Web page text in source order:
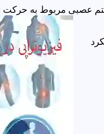
عصبی مربوط به حرکت